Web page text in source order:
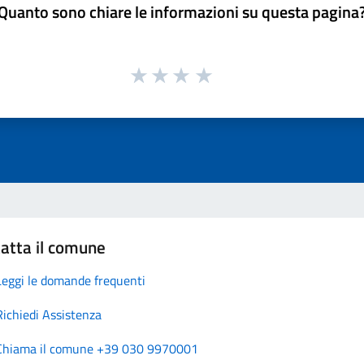
sono chiare le informazioni su questa
il comune
le domande frequenti
Assistenza
il comune +39 030 9970001